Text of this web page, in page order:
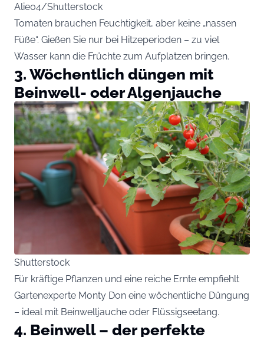
Alie04/Shutterstock
Tomaten brauchen Feuchtigkeit, aber keine „nassen
Füße“. Gießen Sie nur bei Hitzeperioden – zu viel
Wasser kann die Früchte zum Aufplatzen bringen.
3. Wöchentlich düngen mit
Beinwell- oder Algenjauche
Shutterstock
Für kräftige Pflanzen und eine reiche Ernte empfiehlt
Gartenexperte Monty Don eine wöchentliche Düngung
– ideal mit Beinwelljauche oder Flüssigseetang.
4. Beinwell – der perfekte